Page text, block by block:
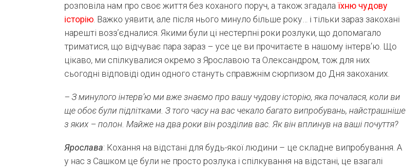
розповіла нам про своє життя без коханого поруч, а також згадалаїхню чудову
історію. Важко уявити, але після нього минуло більше року… і тільки зараз закохані
нарешті возз’єдналися. Якими були ці нестерпні роки розлуки, що допомагало
триматися, що відчуває пара зараз – усе це ви прочитаєте в нашому інтерв’ю. Що
цікаво, ми спілкувалися окремо з Ярославою та Олександром, тож для них
сьогодні відповіді один одного стануть справжнім сюрпизом до Дня закоханих.
– З минулого інтерв’ю ми вже знаємо про вашу чудову історію, яка почалася, коли ви
ще обоє були підлітками. З того часу на вас чекало багато випробувань, найстрашніше
з яких – полон. Майже на два роки він розділив вас. Як він вплинув на ваші почуття?
Ярослава: Кохання на відстані для будь-якої людини – це складне випробування. А
у нас з Сашком це були не просто розлука і спілкування на відстані, це взагалі